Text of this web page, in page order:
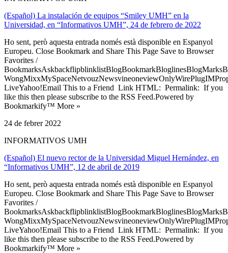
(Español) La instalación de equipos “Smiley UMH” en la
Universidad, en “Informativos UMH”, 24 de febrero de 2022
Ho sent, però aquesta entrada només està disponible en Espanyol
Europeu. Close Bookmark and Share This Page Save to Browser
Favorites /
LiveYahoo!Email This to a Friend Link HTML: Permalink: If you
like this then please subscribe to the RSS Feed.Powered by
Bookmarkify™ More »
24 de febrer 2022
INFORMATIVOS UMH
(Español) El nuevo rector de la Universidad Miguel Hernández, en
“Informativos UMH”, 12 de abril de 2019
Ho sent, però aquesta entrada només està disponible en Espanyol
Europeu. Close Bookmark and Share This Page Save to Browser
Favorites /
LiveYahoo!Email This to a Friend Link HTML: Permalink: If you
like this then please subscribe to the RSS Feed.Powered by
Bookmarkify™ More »